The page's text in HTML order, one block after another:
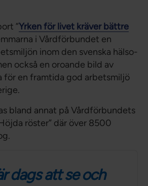
”Yrken för livet kräver bättre
i Vårdförbundet en
inom den svenska hälso-
också en oroande bild av
för en framtida god arbetsmiljö
bland annat på Vårdförbundets
röster” där över 8500
dags att se och